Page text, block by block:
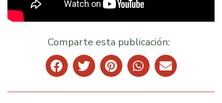
Comparte esta publicación: